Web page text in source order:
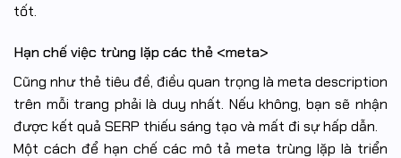
tốt.
Hạn chế việc trùng lặp các thẻ <meta>
Cũng như thẻ tiêu đề, điều quan trọng là meta description
trên mỗi trang phải là duy nhất. Nếu không, bạn sẽ nhận
được kết quả SERP thiếu sáng tạo và mất đi sự hấp dẫn.
Một cách để hạn chế các mô tả meta trùng lặp là triển